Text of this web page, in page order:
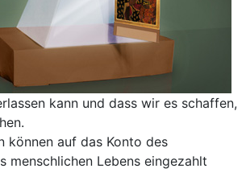
kann und dass wir es schaffen,
können auf das Konto des
menschlichen Lebens eingezahlt